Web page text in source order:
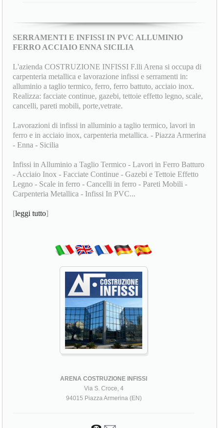
SERRAMENTI E INFISSI IN PVC ALLUMINIO
FERRO ACCIAIO ENNA SICILIA
L'azienda COSTRUZIONE INFISSI F.lli Arena si occupa di
carpenteria metallica e lavorazione infissi e serramenti in:
alluminio a taglio termico, ferro, ferro battuto, acciaio inox.
Realizza: facciate continue, gazebi, tettoie effetto legno, scale,
cancelli, pareti mobili, porte,vetrate.
Lavorazioni di infissi in alluminio a taglio termico, lavori in
ferro e in acciaio inox, carpenteria metallica. - Piazza Armerina
- Enna - Sicilia
Infissi in Alluminio a Taglio Termico - Lavori in Ferro Batturo
- Acciaio Inox - Facciate Continue - Gazebi e Tettoie Effetto
Legno - Scale in ferro - Cancelli in ferro - Pareti Mobili -
Carpenteria Metallica - Infissi In PVC...
[leggi tutto]
ARENA COSTRUZIONE INFISSI
Via S. Croce, 4
94015 Piazza Armerina (EN)